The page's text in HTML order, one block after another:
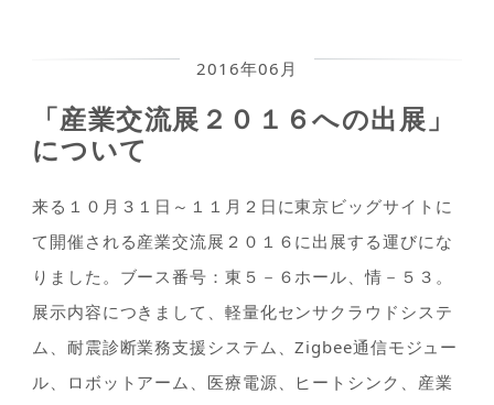
2016年06月
「産業交流展２０１６への出展」
について
来る１０月３１日～１１月２日に東京ビッグサイトに
て開催される産業交流展２０１６に出展する運びにな
りました。ブース番号：東５－６ホール、情－５３。
展示内容につきまして、軽量化センサクラウドシステ
ム、耐震診断業務支援システム、Zigbee通信モジュー
ル、ロボットアーム、医療電源、ヒートシンク、産業